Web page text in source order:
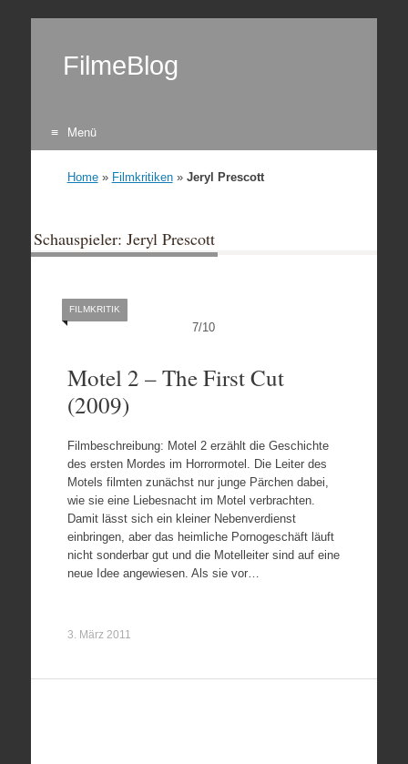
FilmeBlog
Menü
Home» Filmkritiken» Jeryl Prescott
Schauspieler: Jeryl Prescott
7/10
FILMKRITIK
Motel 2 – The First Cut
(2009)
Filmbeschreibung: Motel 2 erzählt die Geschichte
des ersten Mordes im Horrormotel. Die Leiter des
Motels filmten zunächst nur junge Pärchen dabei,
wie sie eine Liebesnacht im Motel verbrachten.
Damit lässt sich ein kleiner Nebenverdienst
einbringen, aber das heimliche Pornogeschäft läuft
nicht sonderbar gut und die Motelleiter sind auf eine
neue Idee angewiesen. Als sie vor…
3. März 2011